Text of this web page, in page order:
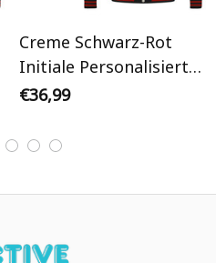
Creme Schwarz-Rot
Initiale Personalisiertes
Varsity College Jacke
€36,99